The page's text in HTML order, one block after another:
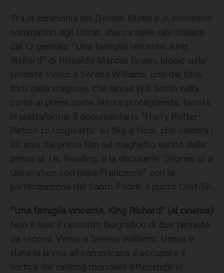
Tra la cerimonia dei Golden Globe e le imminenti
nomination agli Oscar, sbarca nelle sale italiane
dal 13 gennaio “Una famiglia vincente. King
Richard” di Reinaldo Marcus Green, biopic sulle
tenniste Venus e Serena Williams, uno dei titoli
forti della stagione, che lancia Will Smith nella
corsa ai premi come attore protagonista. Novità
in piattaforma: il documentario “Harry Potter:
Return to Hogwarts” su Sky e Now, che celebra i
20 anni dal primo film sul maghetto uscito dalla
penna di J.K. Rowling, e la docuserie “Stories of a
Generation con papa Francesco” con la
partecipazione del Santo Padre. Il punto Cnvf-Sir.
“Una famiglia vincente. King Richard” (al cinema)
Non è solo il racconto biografico di due tenniste
da record, Venus e Serena Williams: Venus è
stata la prima afroamericana a occupare il
vertice del ranking mondiale ottenendo in